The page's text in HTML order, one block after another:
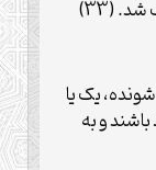
(33)
یک یا
کنندگان 2 متعدد باشند و به